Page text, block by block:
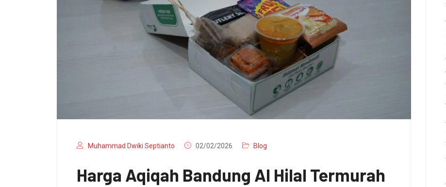
Muhammad Dwiki Septianto 02/02/2026 Blog
Harga Aqiqah Bandung Al Hilal Termurah